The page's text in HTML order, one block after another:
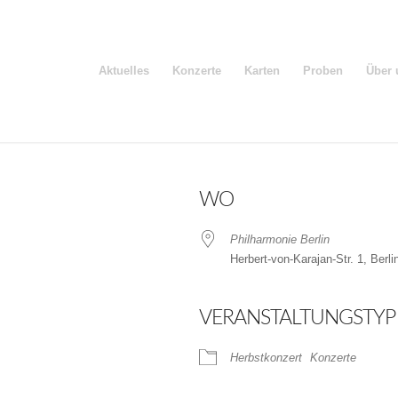
Aktuelles Konzerte Karten Proben Über
iCalendar
WO
Philharmonie Berlin
Herbert-von-Karajan-Str. 1,
VERANSTALTUNGSTYP
Herbstkonzert Konzerte